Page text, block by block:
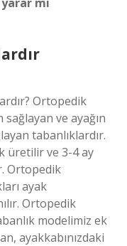
Ortopedik
sağlayan ve ayağın
tabanlıklardır.
üretilir ve 3-4 ay
Ortopedik
ayak
Ortopedik
modelimiz ek
ayakkabınızdaki